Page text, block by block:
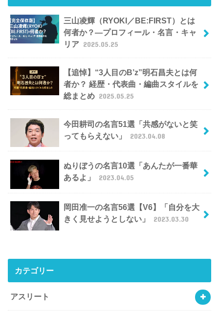
三山凌輝（RYOKI／BE:FIRST）とは
何者か？―プロフィール・名言・キャ
リア 2025.05.25
【追悼】“3人目のB’z”明石昌夫とは何
者か？ 経歴・代表曲・編曲スタイルを
総まとめ 2025.05.25
今田耕司の名言51選「共感がないと笑
ってもらえない」
2023.04.08
ぬりぼうの名言10選「あんたが一番華
あるよ」
2023.04.05
岡田准一の名言56選【V6】「自分を大
きく見せようとしない」
2023.03.30
カテゴリー
アスリート